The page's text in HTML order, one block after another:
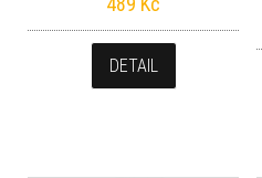
DETAIL